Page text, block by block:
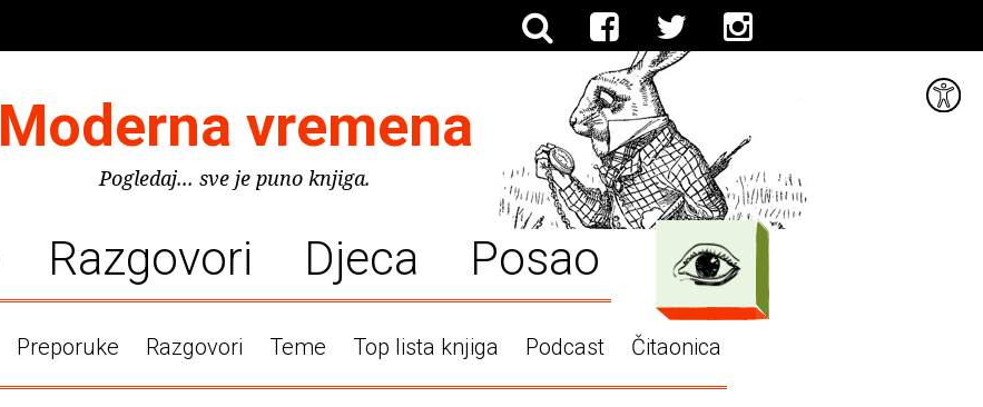
Moderna vremena
Pogledaj... sve je puno knjiga.
Razgovori Djeca Posao
Preporuke Razgovori Teme Top lista knjiga Podcast Čitaonica